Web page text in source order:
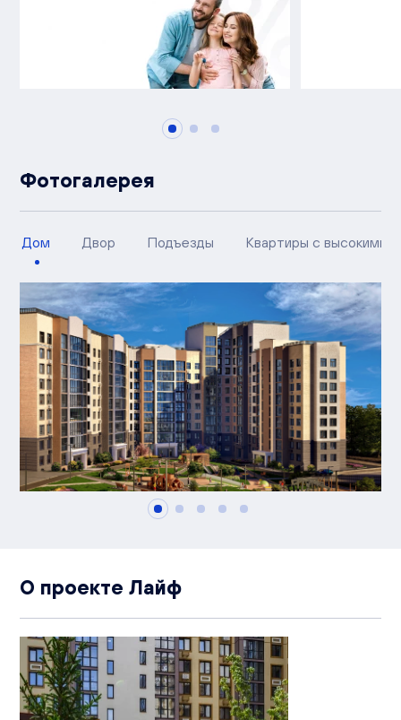
Фотогалерея
Дом Двор Подъезды Квартиры с высокими
О проекте Лайф